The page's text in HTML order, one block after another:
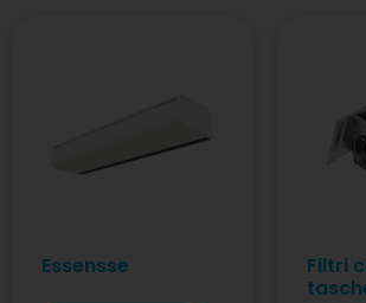
Essensse
Filtri